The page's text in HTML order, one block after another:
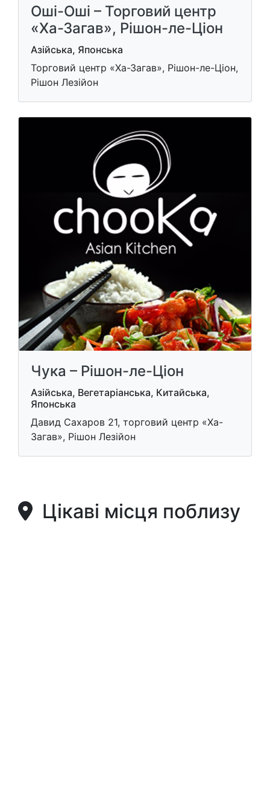
Оші-Оші – Торговий центр
«Ха-Загав», Рішон-ле-Ціон
Азійська, Японська
Торговий центр «Ха-Загав», Рішон-ле-Ціон,
Рішон Лезійон
Чука – Рішон-ле-Ціон
Азійська, Вегетаріанська, Китайська,
Японська
Давид Сахаров 21, торговий центр «Ха-
Загав», Рішон Лезійон
Цікаві місця поблизу